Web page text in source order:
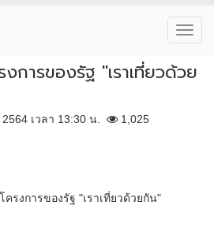
การของรัฐ "เราเที่ยวด้วย
เวลา 13:30 น. 1,025